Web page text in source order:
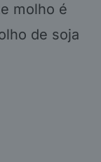
molho é
de soja